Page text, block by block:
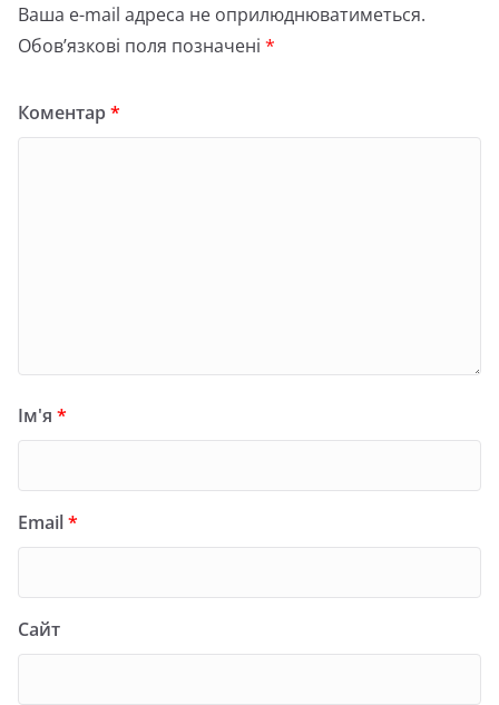
Ваша e-mail адреса не оприлюднюватиметься.
Обов’язкові поля позначені *
Коментар*
Ім'я *
Email*
Сайт